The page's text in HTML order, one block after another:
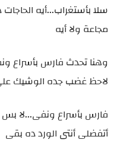
سلا بأستغراب...أيه
مجاعة ولا أيه
وهنا تحدث فارس بأسراع
لاحظ غضب جده الوشيك
فارس بأسراع ونفى...لا بس
أتفضلى أنتى الورد ده بقى